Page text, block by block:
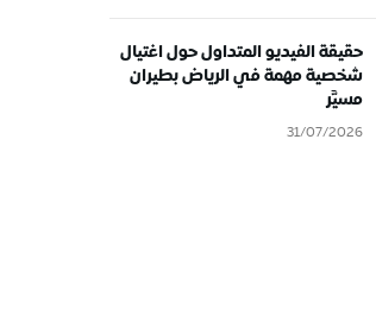
حقيقة الفيديو المتداول حول اغتيال
شخصية مهمة في الرياض بطيران
مسيَّر
31/07/2026